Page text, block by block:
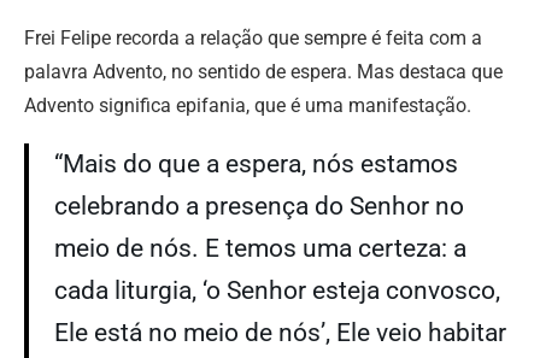
Frei Felipe recorda a relação que sempre é feita com a
palavra Advento, no sentido de espera. Mas destaca que
Advento significa epifania, que é uma manifestação.
“Mais do que a espera, nós estamos
celebrando a presença do Senhor no
meio de nós. E temos uma certeza: a
cada liturgia, ‘o Senhor esteja convosco,
Ele está no meio de nós’, Ele veio habitar